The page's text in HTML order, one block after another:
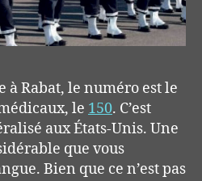
à Rabat, le numéro est le
le 150. C’est
aux États-Unis. Une
que vous
Bien que ce n’est pas